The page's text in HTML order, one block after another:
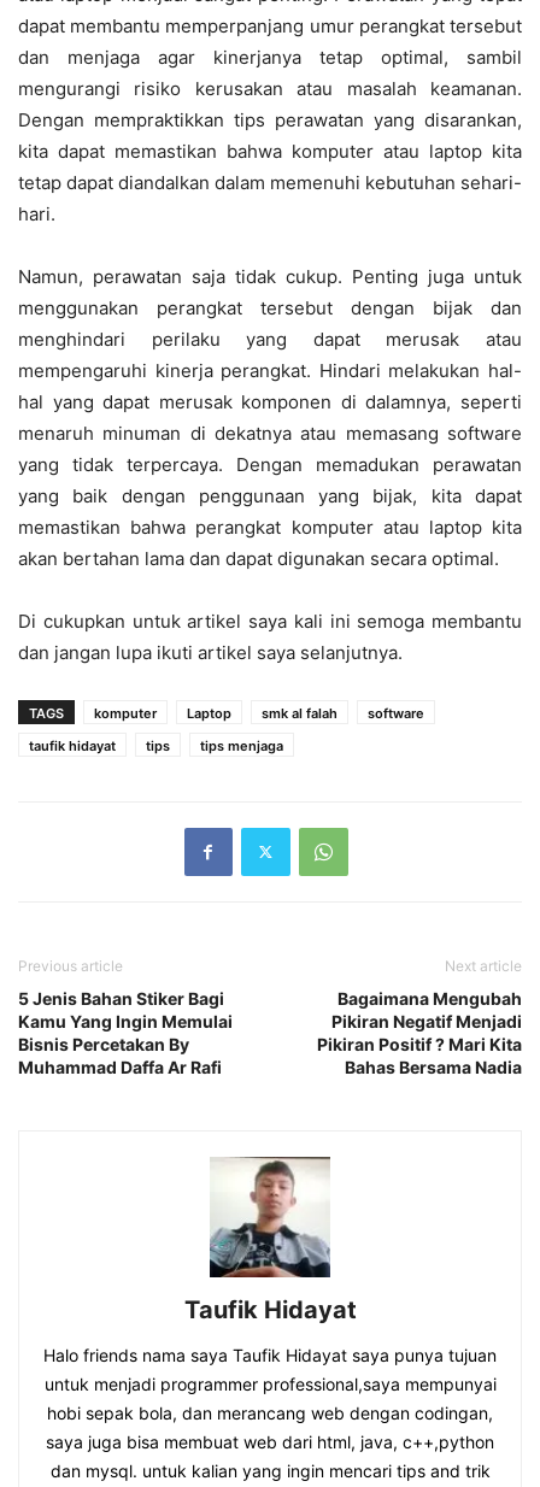
dapat membantu memperpanjang umur perangkat tersebut
dan menjaga agar kinerjanya tetap optimal, sambil
mengurangi risiko kerusakan atau masalah keamanan.
Dengan mempraktikkan tips perawatan yang disarankan,
kita dapat memastikan bahwa komputer atau laptop kita
tetap dapat diandalkan dalam memenuhi kebutuhan sehari-
hari.
Namun, perawatan saja tidak cukup. Penting juga untuk
menggunakan perangkat tersebut dengan bijak dan
menghindari perilaku yang dapat merusak atau
mempengaruhi kinerja perangkat. Hindari melakukan hal-
hal yang dapat merusak komponen di dalamnya, seperti
menaruh minuman di dekatnya atau memasang software
yang tidak terpercaya. Dengan memadukan perawatan
yang baik dengan penggunaan yang bijak, kita dapat
memastikan bahwa perangkat komputer atau laptop kita
akan bertahan lama dan dapat digunakan secara optimal.
Di cukupkan untuk artikel saya kali ini semoga membantu
dan jangan lupa ikuti artikel saya selanjutnya.
TAGS komputer Laptop smk al falah
software
taufik hidayat
tips tips menjaga
Previous article
5 Jenis Bahan Stiker Bagi
Kamu Yang Ingin Memulai
Bisnis Percetakan By
Muhammad Daffa Ar Rafi
Next article
Bagaimana Mengubah
Pikiran Negatif Menjadi
Pikiran Positif ? Mari Kita
Bahas Bersama Nadia
Taufik Hidayat
Halo friends nama saya Taufik Hidayat saya punya tujuan
untuk menjadi programmer professional,saya mempunyai
hobi sepak bola, dan merancang web dengan codingan,
saya juga bisa membuat web dari html, java, c++,python
dan mysql. untuk kalian yang ingin mencari tips and trik